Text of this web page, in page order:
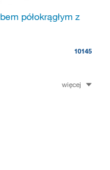
półokrągłym z
10145
więcej